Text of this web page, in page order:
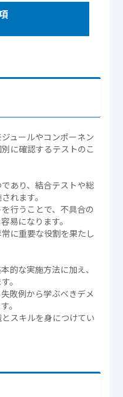
ュールやコンポーネン
に確認するテストのこ
あり、結合テストや総
れます。
行うことで、不具合の
易になります。
に重要な役割を果たし
的な実施方法に加え、
。
敗例から学ぶべきデメ
。
スキルを身につけてい